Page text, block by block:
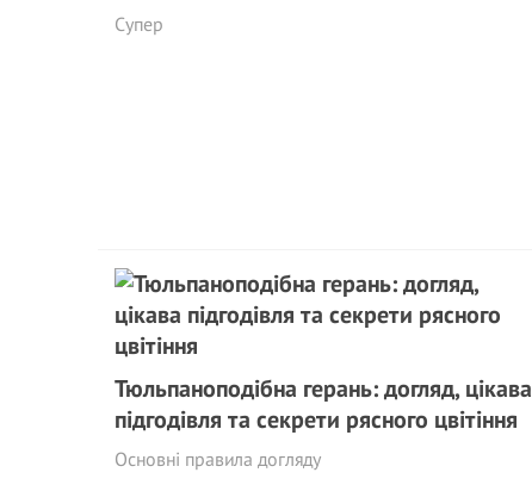
Супер
Тюльпаноподібна герань: догляд, цікава
підгодівля та секрети рясного цвітіння
Основні правила догляду